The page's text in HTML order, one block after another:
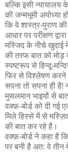
बल्कि इसी
की जन्मभूमी अयोध्या
कि वे शास्त्र-पुराण की
आधार पर परीक्षण
मस्जिद के नीचे खुदाई
की तरफ बात को
स्पष्टरूप से हिन्दू-
फिर से विश्लेषण करने
सपना तो सपना ही
मुसलमान भाइयों से
वक्फ़-बोर्ड को दी गई
मिले हिस्से में से
की बात कर रहे है।
वक्फ़-बोर्ड ने कहा है
पर बनी है अत: वे तीन